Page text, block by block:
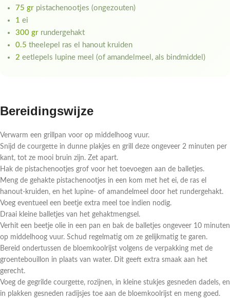
75 gr pistachenootjes (ongezouten)
1 ei
300 gr rundergehakt
0.5 theelepel ras el hanout kruiden
2 eetlepels lupine meel (of amandelmeel, als bindmiddel)
Bereidingswijze
Verwarm een grillpan voor op middelhoog vuur.
Snijd de courgette in dunne plakjes en grill deze ongeveer 2 minuten per
kant, tot ze mooi bruin zijn. Zet apart.
Hak de pistachenootjes grof voor het toevoegen aan de balletjes.
Meng de gehakte pistachenootjes in een kom met het ei, de ras el
hanout-kruiden, en het lupine- of amandelmeel door het rundergehakt.
Voeg eventueel een beetje extra meel toe indien nodig.
Draai kleine balletjes van het gehaktmengsel.
Verhit een beetje olie in een pan en bak de balletjes ongeveer 10 minuten
op middelhoog vuur. Schud regelmatig om ze gelijkmatig te garen.
Bereid ondertussen de bloemkoolrijst volgens de verpakking met de
groentebouillon in plaats van water. Dit geeft extra smaak aan het
gerecht.
Voeg de gegrilde courgette, rozijnen, in kleine stukjes gesneden dadels, en
in plakken gesneden radijsjes toe aan de bloemkoolrijst en meng goed.